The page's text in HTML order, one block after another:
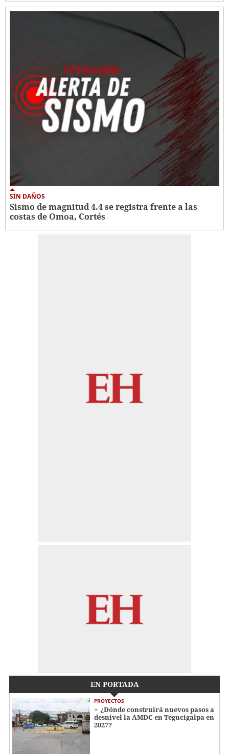
SIN DAÑOS
Sismo de magnitud 4.4 se registra frente a las
costas de Omoa, Cortés
EN PORTADA
PROYECTOS
¿Dónde construirá nuevos pasos a
desnivel la AMDC en Tegucigalpa en
2027?